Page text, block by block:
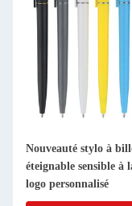
Nouveauté stylo à
éteignable sensible à
logo personnalisé